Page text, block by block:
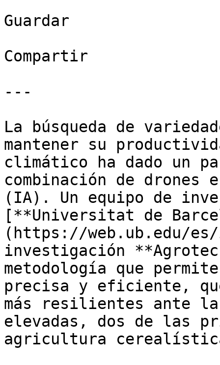
Guardar
Compartir
---
La búsqueda de
mantener su
climático ha dado un
combinación de
(IA). Un equipo de
[**Universitat de
(https://web.ub.edu/
investigación
metodología que
precisa y eficiente,
más resilientes ante
elevadas, dos de las
agricultura